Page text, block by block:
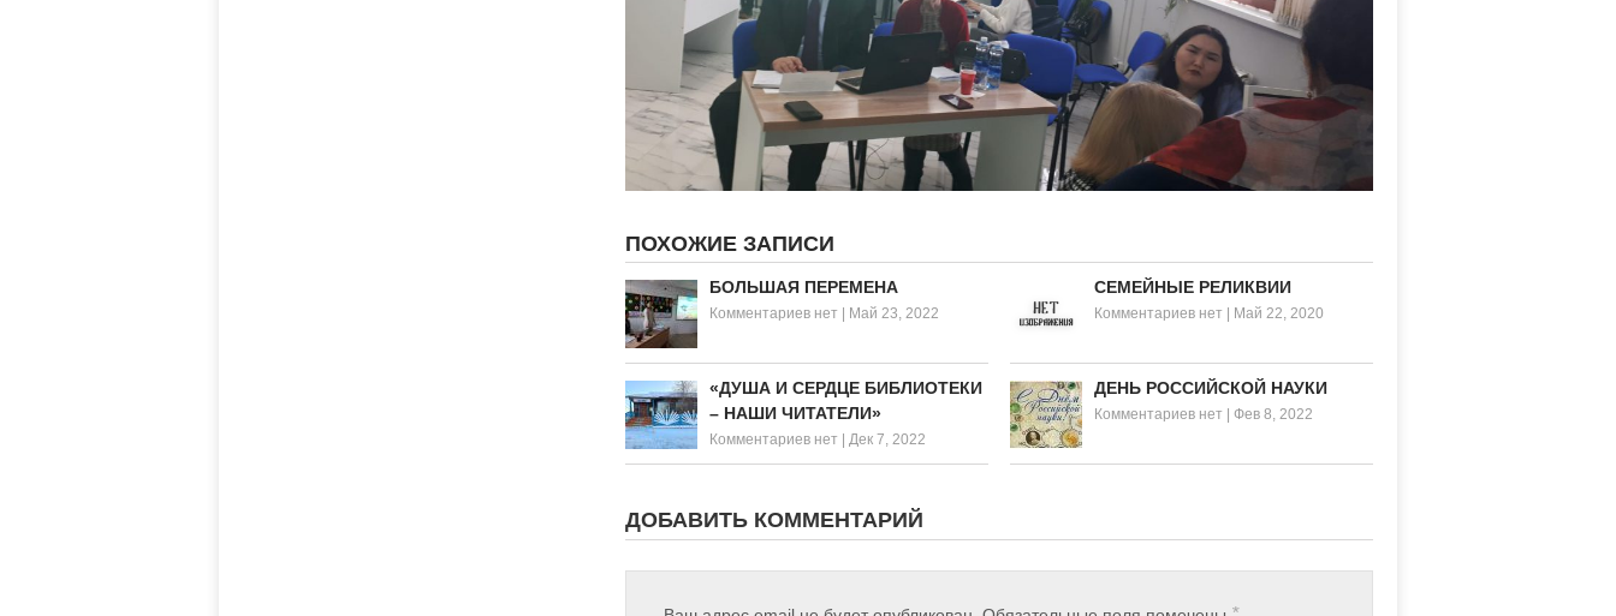
ПОХОЖИЕ ЗАПИСИ
БОЛЬШАЯ ПЕРЕМЕНА
Комментариев нет Май 23, 2022
СЕМЕЙНЫЕ РЕЛИКВИИ
Комментариев нет Май 22, 2020
«ДУША И СЕРДЦЕ БИБЛИОТЕКИ
– НАШИ ЧИТАТЕЛИ»
Комментариев нет Дек 7, 2022
ДЕНЬ РОССИЙСКОЙ НАУКИ
Комментариев нет |Фев 8, 2022
ДОБАВИТЬ КОММЕНТАРИЙ